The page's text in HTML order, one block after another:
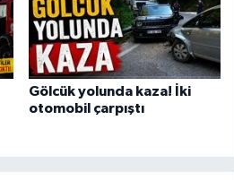
Gölcük yolunda kaza! İki
otomobil çarpıştı